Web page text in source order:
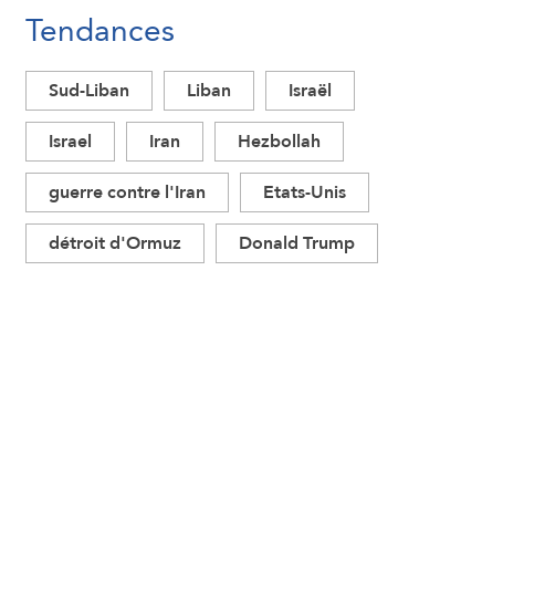
Tendances
Sud-Liban Liban
Israël
Israel
Iran
Hezbollah
guerre contre l'Iran
Etats-Unis
détroit d'Ormuz
Donald Trump